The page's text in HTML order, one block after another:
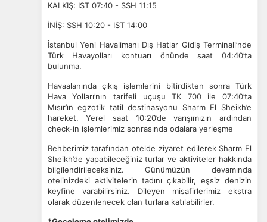
KALKIŞ: IST 07:40 - SSH 11:15
İNİŞ: SSH 10:20 - IST 14:00
İstanbul Yeni Havalimanı Dış Hatlar Gidiş Terminali’nde
Türk Havayolları kontuarı önünde saat 04:40’ta
bulunma.
Havaalanında çıkış işlemlerini bitirdikten sonra Türk
Hava Yolları’nın tarifeli uçuşu TK 700 ile 07:40’ta
Mısır’ın egzotik tatil destinasyonu Sharm El Sheikh’e
hareket. Yerel saat 10:20’de varışımızın ardından
check-in işlemlerimiz sonrasında odalara yerleşme
Rehberimiz tarafından otelde ziyaret edilerek Sharm El
Sheikh’de yapabileceğiniz turlar ve aktiviteler hakkında
bilgilendirileceksiniz. Günümüzün devamında
otelinizdeki aktivitelerin tadını çıkabilir, eşsiz denizin
keyfine varabilirsiniz. Dileyen misafirlerimiz ekstra
olarak düzenlenecek olan turlara katılabilirler.